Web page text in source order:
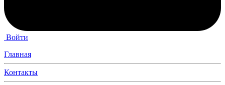
Войти
Главная
Контакты